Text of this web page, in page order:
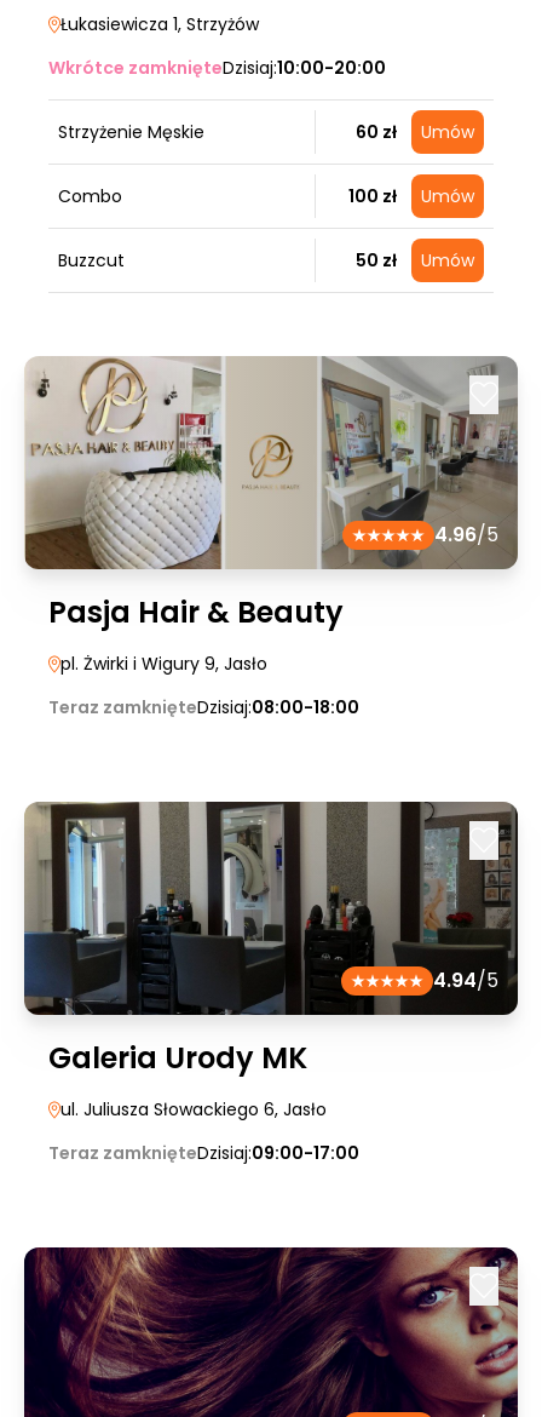
Łukasiewicza 1, Strzyżów
Wkrótce zamknięteDzisiaj:10:00-20:00
Strzyżenie Męskie 60 zł Umów
Combo 100 zł Umów
Buzzcut 50 zł Umów
4.96/5
Pasja Hair & Beauty
pl. Żwirki i Wigury 9, Jasło
Teraz zamknięteDzisiaj:08:00-18:00
4.94/5
Galeria Urody MK
ul. Juliusza Słowackiego 6, Jasło
Teraz zamknięteDzisiaj:09:00-17:00